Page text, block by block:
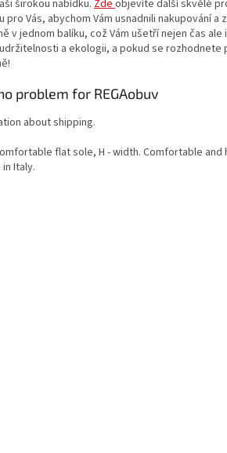
širokou nabídku. Zde objevíte další skvělé
Vás, abychom Vám usnadnili nakupování a
v jednom balíku, což Vám ušetří nejen čas ale
a ekologii, a pokud se rozhodnete
problem for REGAobuv
about shipping.
flat sole, H - width. Comfortable and
Italy.